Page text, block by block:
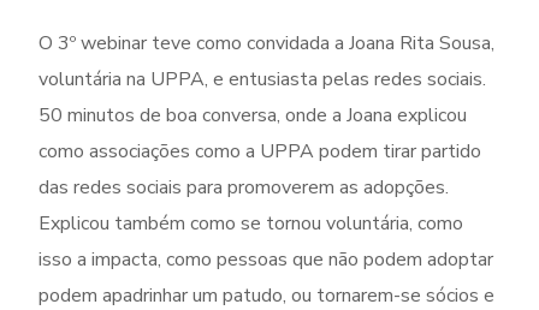
O 3º webinar teve como convidada a Joana Rita Sousa,
voluntária na UPPA, e entusiasta pelas redes sociais.
50 minutos de boa conversa, onde a Joana explicou
como associações como a UPPA podem tirar partido
das redes sociais para promoverem as adopções.
Explicou também como se tornou voluntária, como
isso a impacta, como pessoas que não podem adoptar
podem apadrinhar um patudo, ou tornarem-se sócios e